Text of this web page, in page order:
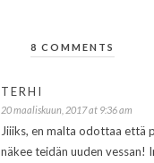
8 COMMENTS
TERHI
20 maaliskuun, 2017 at 9:36 am
Jiiiks, en malta odottaa että
näkee teidän uuden vessan!